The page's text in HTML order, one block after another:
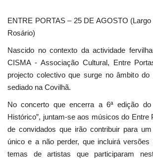
ENTRE PORTAS – 25 DE AGOSTO
Rosário)
Nascido no contexto da actividade
CISMA - Associação Cultural, Entre
projecto colectivo que surge no âmbito
sediado na Covilhã.
No concerto que encerra a 6ª edição do
Histórico”, juntam-se aos músicos do Entre
de convidados que irão contribuir para
único e a não perder, que incluirá versões
temas de artistas que participaram